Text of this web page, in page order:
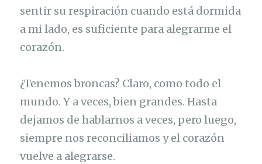
sentir su respiración cuando está dormida
a mi lado, es suficiente para alegrarme el
corazón.
¿Tenemos broncas? Claro, como todo el
mundo. Y a veces, bien grandes. Hasta
dejamos de hablarnos a veces, pero luego,
siempre nos reconciliamos y el corazón
vuelve a alegrarse.